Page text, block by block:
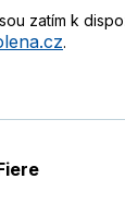
zatím k
.